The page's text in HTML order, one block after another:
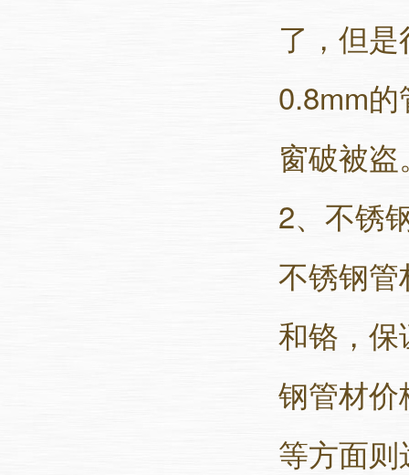
了，但
0.8mm
窗破被盗
2、 不锈
不锈钢
和铬，
钢管材
等方面